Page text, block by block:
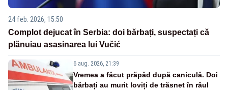
24 feb. 2026, 15:50
Complot dejucat în Serbia: doi bărbați, suspectați că
plănuiau asasinarea lui Vučić
6 aug. 2026, 21:39
Vremea a făcut prăpăd după caniculă. Doi
bărbați au murit loviți de trăsnet în râul